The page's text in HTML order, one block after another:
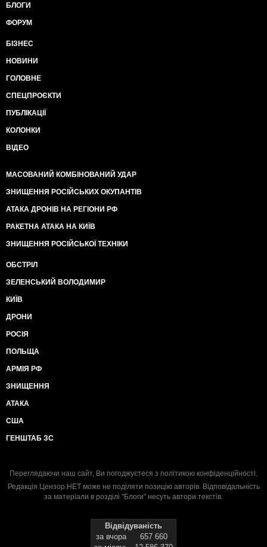
БЛОГИ
ФОРУМ
БІЗНЕС
НОВИНИ
ГОЛОВНЕ
СПЕЦПРОЄКТИ
ПУБЛІКАЦІЇ
КОЛОНКИ
ВІДЕО
МАСОВАНИЙ КОМБІНОВАНИЙ УДАР
ЗНИЩЕННЯ РОСІЙСЬКИХ ОКУПАНТІВ
АТАКА ДРОНІВ НА РЕГІОНИ РФ
РАКЕТНА АТАКА НА КИЇВ
ЗНИЩЕННЯ РОСІЙСЬКОЇ ТЕХНІКИ
ОБСТРІЛ
ЗЕЛЕНСЬКИЙ ВОЛОДИМИР
КИЇВ
ДРОНИ
РОСІЯ
ПОЛЬЩА
АРМІЯ РФ
ЗНИЩЕННЯ
АТАКА
США
ГЕНШТАБ ЗС
Переглядаючи наш сайт, Ви погоджуєтеся з політикою конфіденційності.
Редакція Цензор.НЕТ може не поділяти позицію авторів. Відповідальність
за матеріали в розділі "Блоги" несуть автори текстів.
Відвідуваність
за вчора
657 660